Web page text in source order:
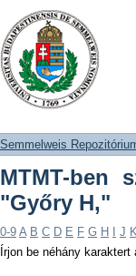
MTMT-
tallózása
DSpace/Manakin
Semmelweis
MTMT-ben
"Győry H,"
0-9 A B C D E F G H J
Írjon be néhány karaktert